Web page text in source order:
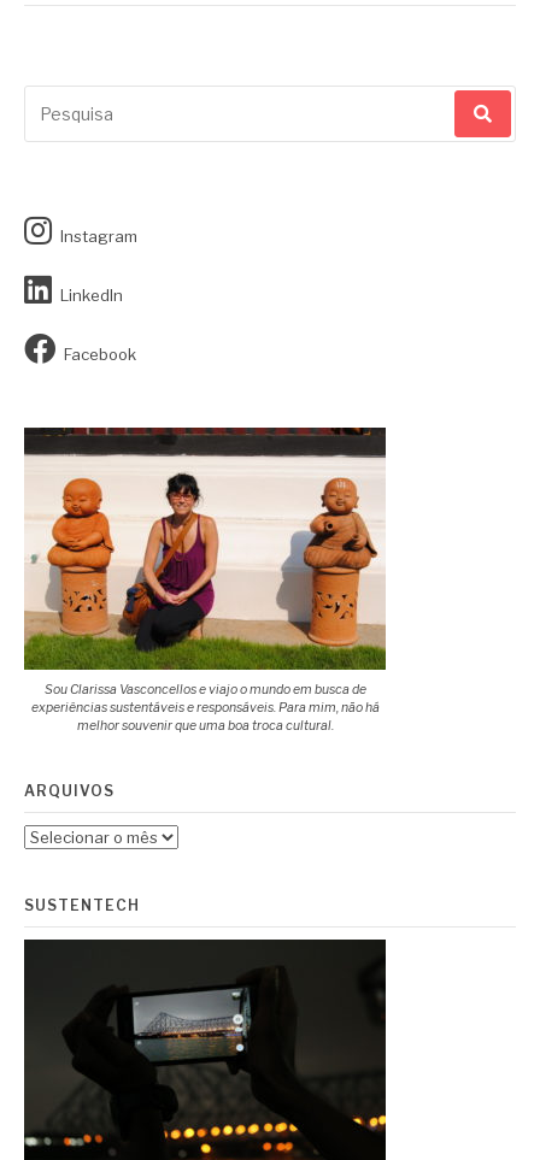
por:
Instagram
LinkedIn
Facebook
Sou Clarissa Vasconcellos e viajo o mundo em busca de
experiências sustentáveis e responsáveis. Para mim, não há
melhor souvenir que uma boa troca cultural.
ARQUIVOS
Arquivos
SUSTENTECH